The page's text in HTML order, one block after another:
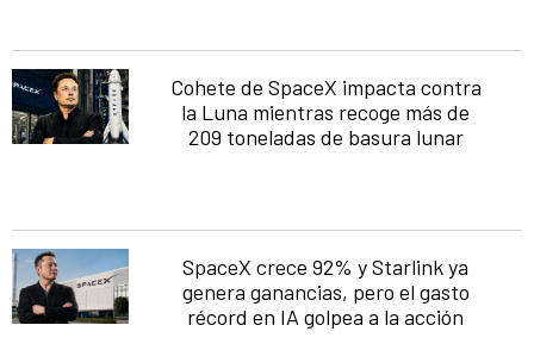
Cohete de SpaceX impacta contra
la Luna mientras recoge más de
209 toneladas de basura lunar
SpaceX crece 92% y Starlink ya
genera ganancias, pero el gasto
récord en IA golpea a la acción